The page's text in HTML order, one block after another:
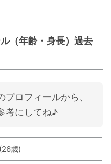
（年齢・身長）過去
プロフィールから、
考にしてね♪
(26歳)